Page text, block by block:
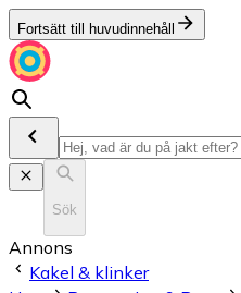
Fortsätt till huvudinnehåll
Sök
Annons
Kakel & klinker